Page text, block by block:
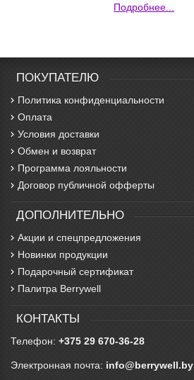
Подробнее...
ПОКУПАТЕЛЮ
Политика конфиденциальности
Оплата
Условия доставки
Обмен и возврат
Программа лояльности
Договор публичной офферты
ДОПОЛНИТЕЛЬНО
Акции и спецпредложения
Новинки продукции
Подарочный сертификат
Палитра Berrywell
КОНТАКТЫ
Телефон: +375 29 670-36-28
Электронная почта: info@berrywell.by